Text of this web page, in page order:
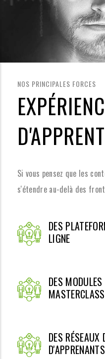
NOS PRINCIPALES FORCES
Si vous pensez que les
s'étendre au-delà des
DES
LIGNE
DES
DES RÉSEAUX
D'APPRENANTS